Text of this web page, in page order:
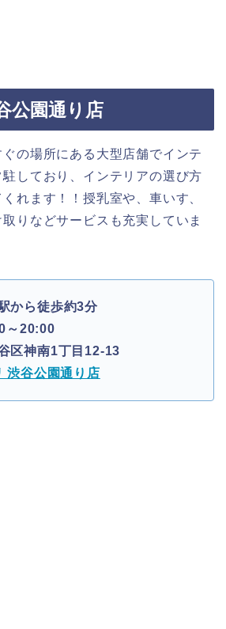
公園通り店
の場所にある大型店舗でインテ
しており、インテリアの選び方
れます！！授乳室や、車いす、
りなどサービスも充実していま
から徒歩約3分
～20:00
区神南1丁目12-13
渋谷公園通り店